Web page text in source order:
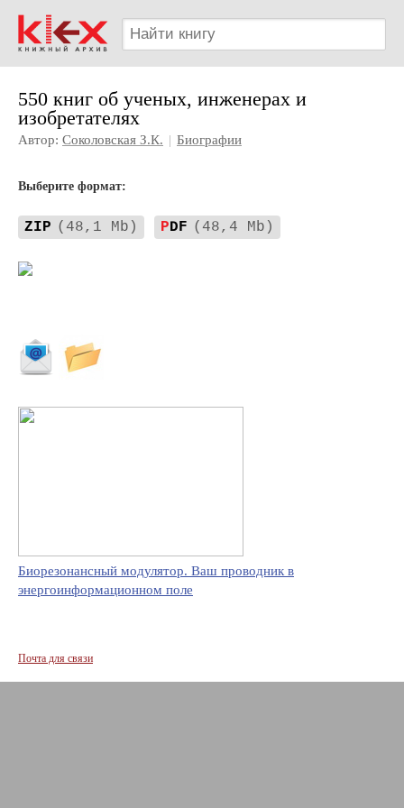
550 книг об ученых, инженерах и
изобретателях
Автор: Соколовская З.К. | Биографии
Выберите формат:
ZIP (48,1 Mb) PDF (48,4 Mb)
Биорезонансный модулятор. Ваш проводник в
энергоинформационном поле
Почта для связи